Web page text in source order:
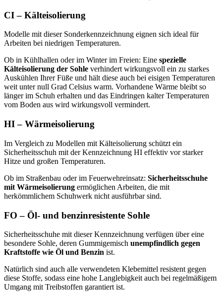
CI – Kälteisolierung
Modelle mit dieser Sonderkennzeichnung eignen sich ideal für
Arbeiten bei niedrigen Temperaturen.
Ob in Kühlhallen oder im Winter im Freien: Eine spezielle
Kälteisolierung der Sohle verhindert wirkungsvoll ein zu starkes
Auskühlen Ihrer Füße und hält diese auch bei eisigen Temperaturen
weit unter null Grad Celsius warm. Vorhandene Wärme bleibt so
länger im Schuh erhalten und das Eindringen kalter Temperaturen
vom Boden aus wird wirkungsvoll vermindert.
HI – Wärmeisolierung
Im Vergleich zu Modellen mit Kälteisolierung schützt ein
Sicherheitsschuh mit der Kennzeichnung HI effektiv vor starker
Hitze und großen Temperaturen.
Ob im Straßenbau oder im Feuerwehreinsatz: Sicherheitsschuhe
mit Wärmeisolierung ermöglichen Arbeiten, die mit
herkömmlichem Schuhwerk nicht ausführbar sind.
FO – Öl- und benzinresistente Sohle
Sicherheitsschuhe mit dieser Kennzeichnung verfügen über eine
besondere Sohle, deren Gummigemisch unempfindlich gegen
Kraftstoffe wie Öl und Benzin ist.
Natürlich sind auch alle verwendeten Klebemittel resistent gegen
diese Stoffe, sodass eine hohe Langlebigkeit auch bei regelmäßigem
Umgang mit Treibstoffen garantiert ist.